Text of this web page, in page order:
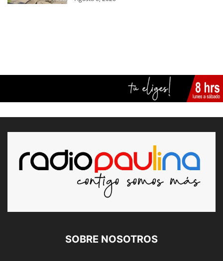
SOBRE NOSOTROS